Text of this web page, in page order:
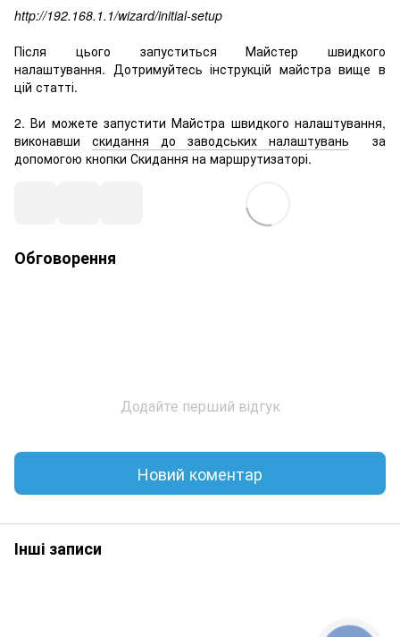
http://192.168.1.1/wizard/initial-setup
Після цього запуститься Майстер швидкого
налаштування. Дотримуйтесь інструкцій майстра вище в
цій статті.
2. Ви можете запустити Майстра швидкого налаштування,
виконавши скидання до заводських налаштувань за
допомогою кнопки Скидання на маршрутизаторі.
Обговорення
Додайте перший відгук
Новий коментар
Інші записи